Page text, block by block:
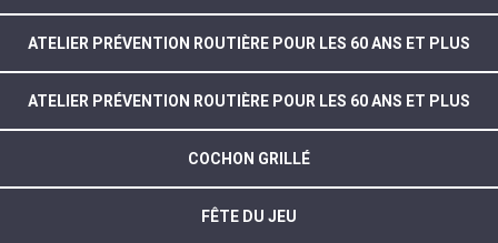
ATELIER PRÉVENTION ROUTIÈRE POUR LES 60 ANS ET PLUS
ATELIER PRÉVENTION ROUTIÈRE POUR LES 60 ANS ET PLUS
COCHON GRILLÉ
FÊTE DU JEU